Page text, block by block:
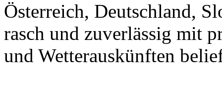
Österreich, Deutschland,
rasch und zuverlässig mit
und Wetterauskünften